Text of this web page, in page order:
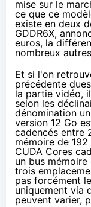
mise sur le
ce que ce
existe en deux
GDDR6X,
euros, la
nombreux
Et si l'on
précédente
la partie vidéo,
selon les
dénomination
version 12 Go
cadencés entre
mémoire de
CUDA Cores
un bus
trois
pas forcément
uniquement via
peuvent varier,